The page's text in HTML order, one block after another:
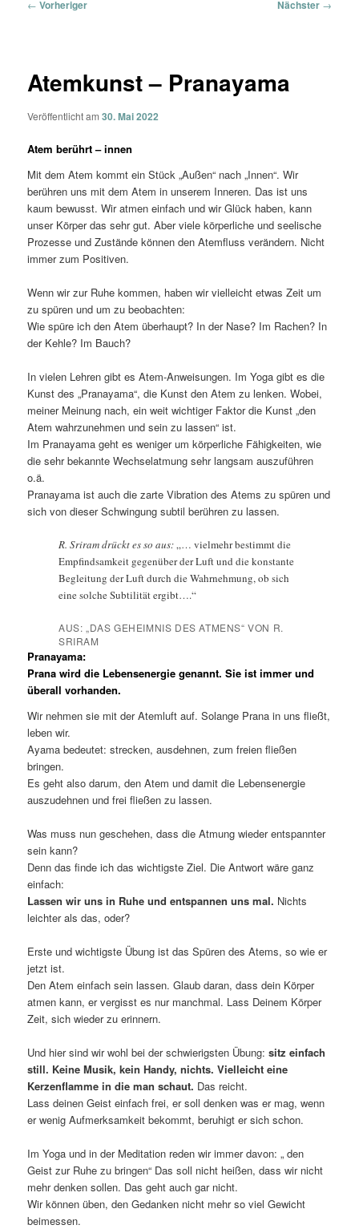
← Vorheriger Nächster →
Atemkunst – Pranayama
Veröffentlicht am30. Mai 2022
Atem berührt – innen
Mit dem Atem kommt ein Stück „Außen“ nach „Innen“. Wir
berühren uns mit dem Atem in unserem Inneren. Das ist uns
kaum bewusst. Wir atmen einfach und wir Glück haben, kann
unser Körper das sehr gut. Aber viele körperliche und seelische
Prozesse und Zustände können den Atemfluss verändern. Nicht
immer zum Positiven.
Wenn wir zur Ruhe kommen, haben wir vielleicht etwas Zeit um
zu spüren und um zu beobachten:
Wie spüre ich den Atem überhaupt? In der Nase? Im Rachen? In
der Kehle? Im Bauch?
In vielen Lehren gibt es Atem-Anweisungen. Im Yoga gibt es die
Kunst des „Pranayama“, die Kunst den Atem zu lenken. Wobei,
meiner Meinung nach, ein weit wichtiger Faktor die Kunst „den
Atem wahrzunehmen und sein zu lassen“ ist.
Im Pranayama geht es weniger um körperliche Fähigkeiten, wie
die sehr bekannte Wechselatmung sehr langsam auszuführen
o.ä.
Pranayama ist auch die zarte Vibration des Atems zu spüren und
sich von dieser Schwingung subtil berühren zu lassen.
R. Sriram drückt es so aus:„… vielmehr bestimmt die
Empfindsamkeit gegenüber der Luft und die konstante
Begleitung der Luft durch die Wahrnehmung, ob sich
eine solche Subtilität ergibt….“
AUS: „DAS GEHEIMNIS DES ATMENS“ VON R.
SRIRAM
Pranayama:
Prana wird die Lebensenergie genannt. Sie ist immer und
überall vorhanden.
Wir nehmen sie mit der Atemluft auf. Solange Prana in uns fließt,
leben wir.
Ayama bedeutet: strecken, ausdehnen, zum freien fließen
bringen.
Es geht also darum, den Atem und damit die Lebensenergie
auszudehnen und frei fließen zu lassen.
Was muss nun geschehen, dass die Atmung wieder entspannter
sein kann?
Denn das finde ich das wichtigste Ziel. Die Antwort wäre ganz
einfach:
Lassen wir uns in Ruhe und entspannen uns mal. Nichts
leichter als das, oder?
Erste und wichtigste Übung ist das Spüren des Atems, so wie er
jetzt ist.
Den Atem einfach sein lassen. Glaub daran, dass dein Körper
atmen kann, er vergisst es nur manchmal. Lass Deinem Körper
Zeit, sich wieder zu erinnern.
Und hier sind wir wohl bei der schwierigsten Übung:sitz einfach
still. Keine Musik, kein Handy, nichts. Vielleicht eine
Kerzenflamme in die man schaut. Das reicht.
Lass deinen Geist einfach frei, er soll denken was er mag, wenn
er wenig Aufmerksamkeit bekommt, beruhigt er sich schon.
Im Yoga und in der Meditation reden wir immer davon: „ den
Geist zur Ruhe zu bringen“ Das soll nicht heißen, dass wir nicht
mehr denken sollen. Das geht auch gar nicht.
Wir können üben, den Gedanken nicht mehr so viel Gewicht
beimessen.